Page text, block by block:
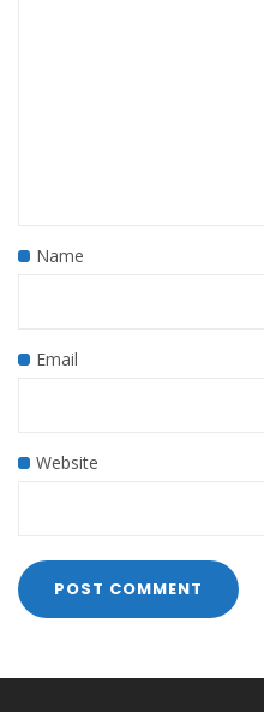
Name
Email
Website